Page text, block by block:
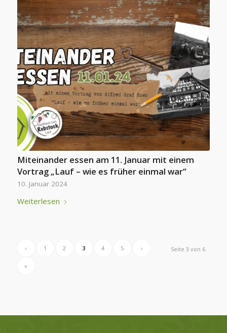
Miteinander essen am 11. Januar mit einem
Vortrag „Lauf – wie es früher einmal war“
10. Januar 2024
Weiterlesen
Seite 3 von 6
‹ 1 2 3 4 5 ›
»